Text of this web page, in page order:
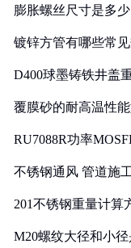
膨胀螺丝尺寸是多少
镀锌方管有哪些常
D400球墨铸铁井盖
覆膜砂的耐高温性
RU7088R功率
不锈钢通风 管道施
201不锈钢重量计算
M20螺纹大径和小